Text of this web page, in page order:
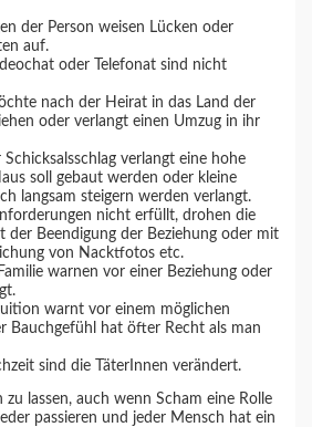
der Person weisen Lücken oder
auf.
oder Telefonat sind nicht
nach der Heirat in das Land der
oder verlangt einen Umzug in ihr
Schicksalsschlag verlangt eine hohe
soll gebaut werden oder kleine
langsam steigern werden verlangt.
nicht erfüllt, drohen die
der Beendigung der Beziehung oder mit
von Nacktfotos etc.
warnen vor einer Beziehung oder
warnt vor einem möglichen
Bauchgefühl hat öfter Recht als man
sind die TäterInnen verändert.
lassen, auch wenn Scham eine Rolle
passieren und jeder Mensch hat ein